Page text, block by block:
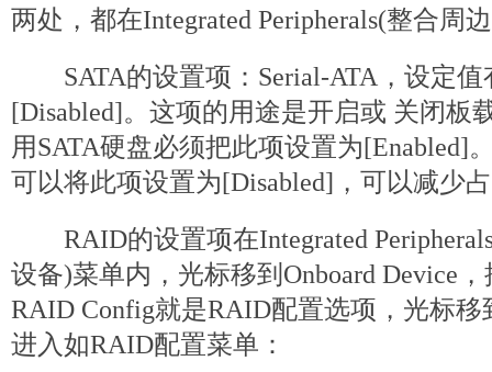
两处，都在Integrated Peripherals(整合周
SATA的设置项：Serial-ATA，设定值
[Disabled]。这项的用途是开启或 关闭板
用SATA硬盘必须把此项设置为[Enabled]
可以将此项设置为[Disabled]，可以减少
RAID的设置项在Integrated
设备)菜单内，光标移到Onboard Device
RAID Config就是RAID配置选项，光标移
进入如RAID配置菜单：